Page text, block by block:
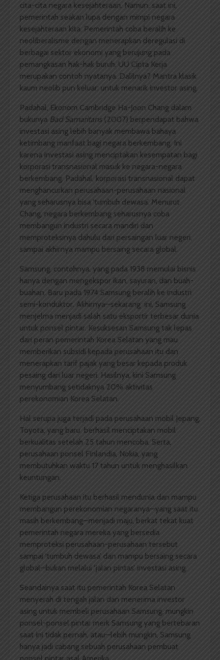
cita-cita negara kesejahteraan. Namun, saat ini,
pemerintah seakan lupa dengan mimpi negara
kesejahteraan kita. Pemerintah coba beralih ke
neoliberalisme dengan menerapkan deregulasi di
berbagai sektor ekonomi yang berujung pada
pemangkasan hak-hak buruh. UU Cipta Kerja
merupakan contoh nyatanya. Dalilnya? Mantra klasik
kaum neolib pun keluar: untuk menarik investor asing.
Padahal, Ekonom Cambridge Ha-Joon Chang dalam
bukunya Bad Samaritans (2007) berpendapat bahwa
investasi asing lebih banyak membawa bahaya
ketimbang manfaat bagi negara berkembang. Ini
karena investasi asing menciptakan kesempatan bagi
korporasi transnasional masuk ke negara-negara
berkembang. Padahal, korporasi transnasional dapat
menghancurkan perusahaan-perusahaan nasional
yang seharusnya bisa ‘tumbuh dewasa’. Menurut
Chang, negara berkembang seharusnya coba
membangun industri secara mandiri dan
memproteksinya dahulu dari persaingan luar negeri,
sampai akhirnya mampu bersaing secara global.
Samsung, contohnya, yang pada 1938 memulai bisnis
hanya dengan mengekspor ikan, sayuran, dan buah-
buahan. Baru pada 1974 Samsung beralih ke industri
semi-konduktor. Akhirnya—sekarang ini, Samsung
menjelma menjadi salah satu eksportir terbesar dunia
untuk ponsel pintar. Kesuksesan Samsung tak lepas
dari peran pemerintah Korea Selatan yang mau
memberikan subsidi kepada perusahaan itu dan
menerapkan tarif pajak yang besar kepada produk
pesaing dari luar negeri. Hasilnya, kini Samsung
menyumbang setidaknya 20% aktivitas
perekonomian Korea Selatan.
Hal serupa juga terjadi pada perusahaan mobil Jepang,
Toyota, yang baru berhasil menciptakan mobil
berkualitas setelah 25 tahun mencoba. Serta,
perusahaan ponsel Finlandia, Nokia, yang
membutuhkan waktu 17 tahun untuk menghasilkan
keuntungan.
Ketiga perusahaan itu berhasil mendunia dan mampu
membangun perekonomian negaranya—yang saat itu
masih berkembang—menjadi maju, berkat tekat kuat
pemerintah negara mereka yang bersedia
memproteksi perusahaan-perusahaan tersebut
sampai ‘tumbuh dewasa’ dan mampu bersaing secara
global—bukan melalui ‘jalan pintas’ investasi asing.
Seandainya saat itu pemerintah Korea Selatan
menyerah di tengah jalan dan menerima investor
asing untuk membeli perusahaan Samsung, mungkin
ponsel-ponsel pintar merk Samsung yang bertebaran
saat ini tidak pernah, atau—lebih mungkin, Samsung
hanya jadi cabang sebuah perusahaan pembuat